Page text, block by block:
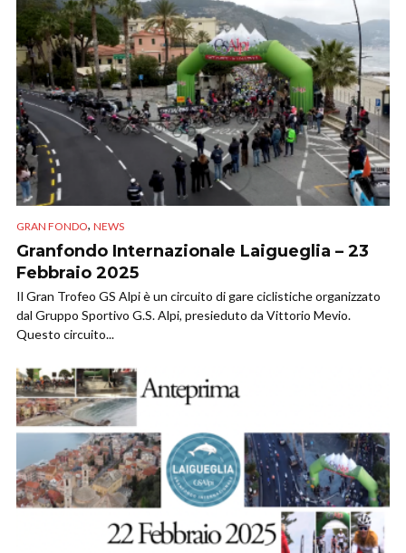
GRAN FONDO, NEWS
Granfondo Internazionale Laigueglia – 23
Febbraio 2025
​Il Gran Trofeo GS Alpi è un circuito di gare ciclistiche organizzato
dal Gruppo Sportivo G.S. Alpi, presieduto da Vittorio Mevio.
Questo circuito...